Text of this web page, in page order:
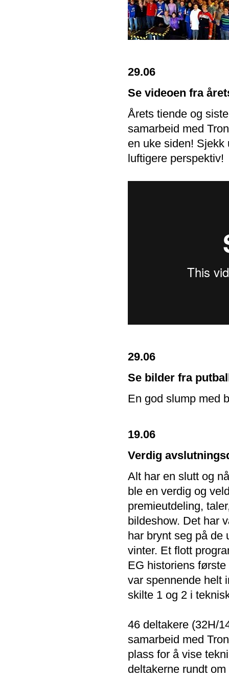
29.06
Se videoen fra
Årets tiende og
samarbeid med
en uke siden! Sjekk
luftigere perspektiv!
29.06
Se bilder fra
En god slump med
19.06
Verdig
Alt har en slutt og
ble en verdig og
premieutdeling,
bildeshow. Det har
har brynt seg på de
vinter. Et flott
EG historiens
var spennende helt
skilte 1 og 2 i
46 deltakere (32H/
samarbeid med
plass for å vise
deltakerne rundt